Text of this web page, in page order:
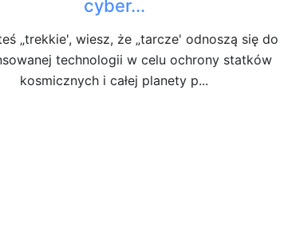
cyber...
„trekkie', wiesz, że „tarcze' odnoszą się do
technologii w celu ochrony statków
kosmicznych i całej planety p...